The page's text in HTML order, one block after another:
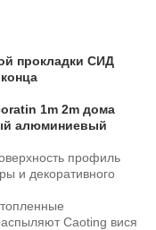
прокладки СИД
1m 2m дома
алюминиевый
профиль
и декоративного
Caoting вися